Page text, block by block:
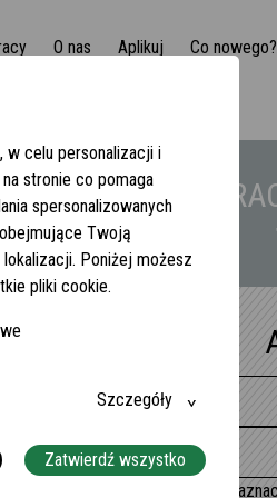
O nas Aplikuj Co nowego?
2020)
Przed
w celu personalizacji i
stronie co pomaga
spersonalizowanych
Twoją
Poniżej możesz
pliki cookie.
Szczegóły
Zatwierdź wszystko